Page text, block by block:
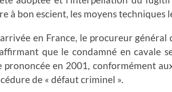
à bon escient, les moyens techniques
en France, le procureur général
que le condamné en cavale
prononcée en 2001, conformément
de « défaut criminel ».